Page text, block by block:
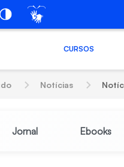
CURSOS
Notícias
Jornal Ebooks